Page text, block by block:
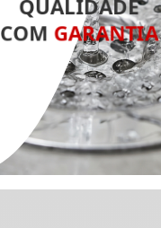
QUALIDADE
COM GARANTIA